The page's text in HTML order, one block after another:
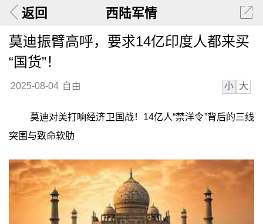
返回 西陆军情
莫迪振臂高呼，要求14亿印度人都来买
“国货”！
2025-08-04 自由 小 大
莫迪对美打响经济卫国战！14亿人“禁洋令”背后的三线
突围与致命软肋